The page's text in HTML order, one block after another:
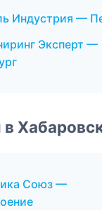
Индустрия —
Эксперт —
Союз —